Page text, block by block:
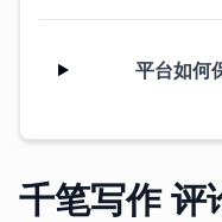
平台如何
千笔写作 评